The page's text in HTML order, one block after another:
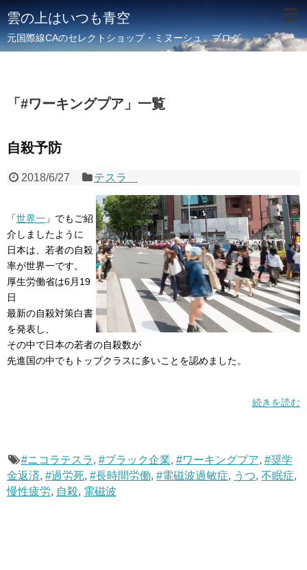
雲の上はいつも青空
元国際線CAのセレクトショップ・ミヌーシュ ブログ
「 #ワーキングプア 」 一覧
自殺予防
2018/6/27 テスラ
「世界一 」でもご紹
介しましたように
日本は、若者の自殺
率が世界一です。
厚生労働省は6月19
日
最新の自殺対策白書
を発表し、
その中で日本の若者の自殺数が
先進国の中でもトップクラスに多いことを認めました。
続きを読む
#ニコラテスラ, #ブラック企業, #ワーキングプア, #奨学
金返済, #過労死, #長時間労働, #電磁波過敏症, うつ, 不眠症,
慢性疲労, 自殺, 電磁波